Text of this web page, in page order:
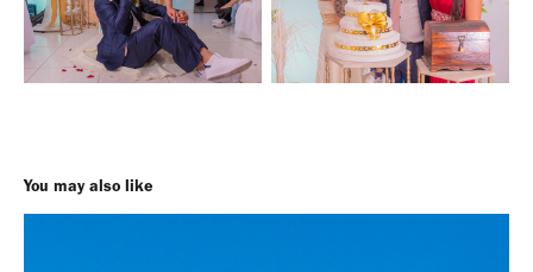
You may also like